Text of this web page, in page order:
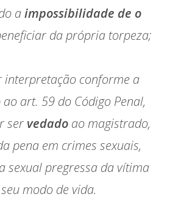
aimpossibilidade de o
da própria torpeza;
interpretação conforme a
art. 59 do Código Penal,
ser vedado ao magistrado,
pena em crimes sexuais,
sexual pregressa da vítima
modo de vida.